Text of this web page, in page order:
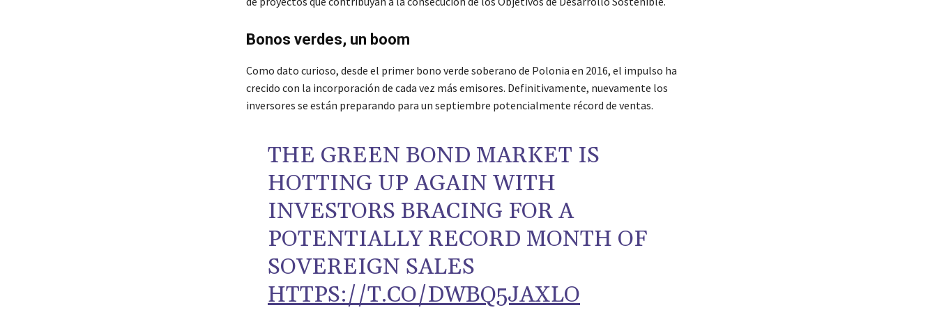
Bonos verdes, un boom
Como dato curioso, desde el primer bono verde soberano de Polonia en 2016, el impulso ha
crecido con la incorporación de cada vez más emisores. Definitivamente, nuevamente los
inversores se están preparando para un septiembre potencialmente récord de ventas.
THE GREEN BOND MARKET IS
HOTTING UP AGAIN WITH
INVESTORS BRACING FOR A
POTENTIALLY RECORD MONTH OF
SOVEREIGN SALES
HTTPS://T.CO/DWBQ5JAXLO